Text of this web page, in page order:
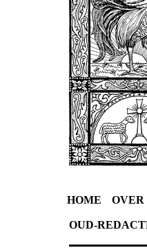
HOME OVER
OUD-